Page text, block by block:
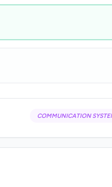
COMMUNICATION